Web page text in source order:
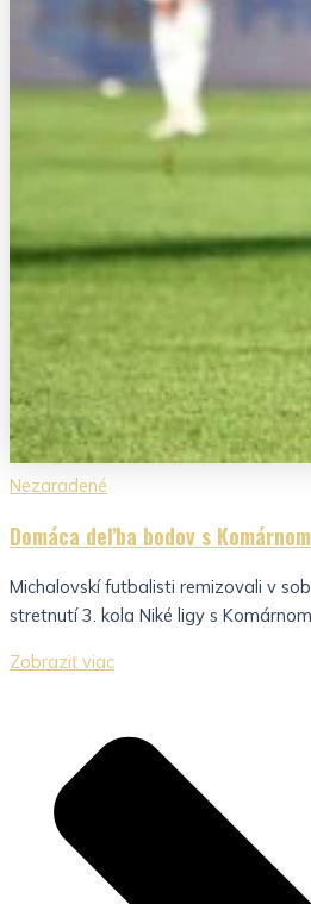
Nezaradené
Domáca deľba bodov s Komárnom
Michalovskí futbalisti remizovali v
stretnutí 3. kola Niké ligy s
Zobraziť viac